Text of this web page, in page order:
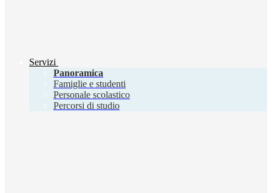
Servizi
Panoramica
Famiglie e studenti
Personale scolastico
Percorsi di studio